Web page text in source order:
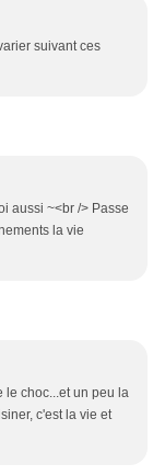
suivant ces
aussi ~<br /> Passe
la vie
le choc...et un peu la
c'est la vie et